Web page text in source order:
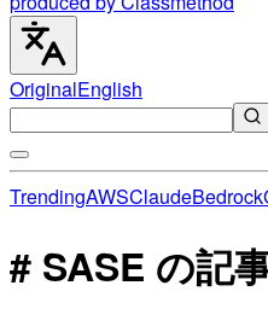
OriginalEnglish
TrendingAWSClaudeBedrock
# SASE の記